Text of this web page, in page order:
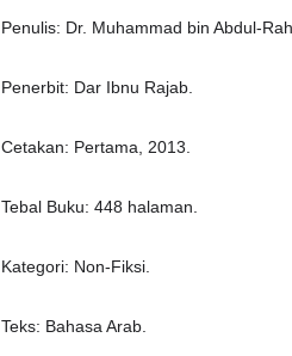
Penulis: Dr. Muhammad bin Abdul-
Penerbit: Dar Ibnu Rajab.
Cetakan: Pertama, 2013.
Tebal Buku: 448 halaman.
Kategori: Non-Fiksi.
Teks: Bahasa Arab.